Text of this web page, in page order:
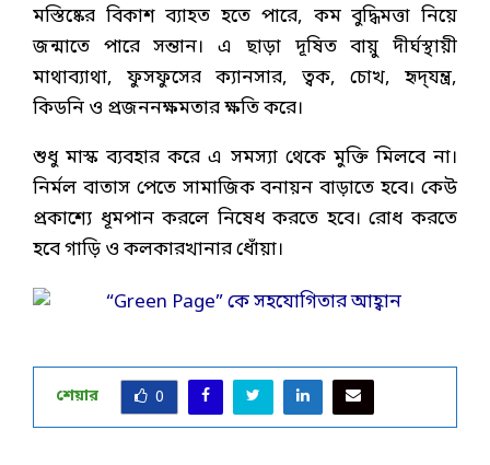
মস্তিষ্কের বিকাশ ব্যাহত হতে পারে, কম বুদ্ধিমত্তা নিয়ে
জন্মাতে পারে সন্তান। এ ছাড়া দূষিত বায়ু দীর্ঘস্থায়ী
মাথাব্যাথা, ফুসফুসের ক্যানসার, ত্বক, চোখ, হৃদ্‌যন্ত্র,
কিডনি ও প্রজননক্ষমতার ক্ষতি করে।
শুধু মাস্ক ব্যবহার করে এ সমস্যা থেকে মুক্তি মিলবে না।
নির্মল বাতাস পেতে সামাজিক বনায়ন বাড়াতে হবে। কেউ
প্রকাশ্যে ধূমপান করলে নিষেধ করতে হবে। রোধ করতে
হবে গাড়ি ও কলকারখানার ধোঁয়া।
শেয়ার 0